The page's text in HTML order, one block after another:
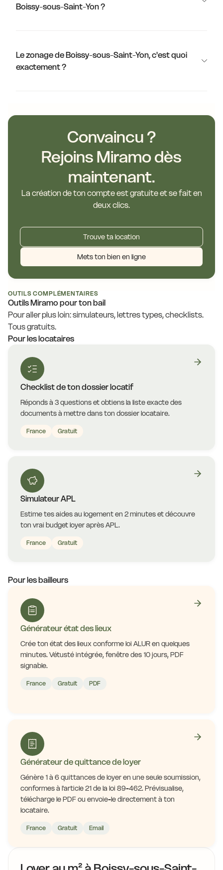
Boissy-sous-Saint-Yon ?
Le zonage de Boissy-sous-Saint-Yon, c'est quoi
exactement ?
Convaincu ?
Rejoins Miramo dès
maintenant.
La création de ton compte est gratuite et se fait en
deux clics.
Trouve ta location
Mets ton bien en ligne
OUTILS COMPLÉMENTAIRES
Outils Miramo pour ton bail
Pour aller plus loin: simulateurs, lettres types, checklists.
Tous gratuits.
Pour les locataires
Checklist de ton dossier locatif
Réponds à 3 questions et obtiens la liste exacte des
documents à mettre dans ton dossier locataire.
France Gratuit
Simulateur APL
Estime tes aides au logement en 2 minutes et découvre
ton vrai budget loyer après APL.
France Gratuit
Pour les bailleurs
Générateur état des lieux
Crée ton état des lieux conforme loi ALUR en quelques
minutes. Vétusté intégrée, fenêtre des 10 jours, PDF
signable.
France Gratuit PDF
Générateur de quittance de loyer
Génère 1 à 6 quittances de loyer en une seule soumission,
conformes à l'article 21 de la loi 89-462. Prévisualise,
télécharge le PDF ou envoie-le directement à ton
locataire.
France Gratuit Email